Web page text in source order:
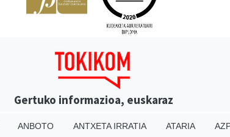
Gertuko informazioa, euskaraz
ANBOTO ANTXETA IRRATIA ATARIA